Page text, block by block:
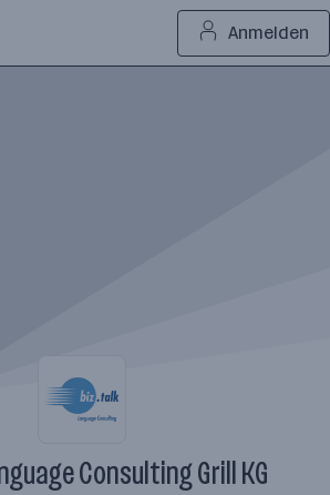
Anmelden
Consulting Grill KG